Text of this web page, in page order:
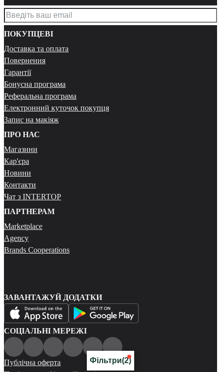
Фільтри(2)
ПОКУПЦЕВІ
Доставка та оплата
Повернення
Гарантії
Бонусна програма
Реферальна програма
Електронний куточок покупця
Запис на макіяж
ПРО НАС
Магазини
Кар'єра
Новини
Контакти
Чат з INTERTOP
ПАРТНЕРАМ
Marketplace
Agency
Brands Cooperations
ЗАВАНТАЖУЙ ДОДАТКИ
СОЦІАЛЬНІ МЕРЕЖІ
Публічна оферта